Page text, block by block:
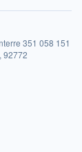
351 058 151
92772